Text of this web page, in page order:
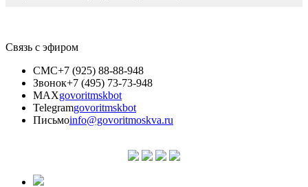
Связь с эфиром
СМС+7 (925) 88-88-948
Звонок+7 (495) 73-73-948
MAXgovoritmskbot
Telegramgovoritmskbot
Письмоinfo@govoritmoskva.ru